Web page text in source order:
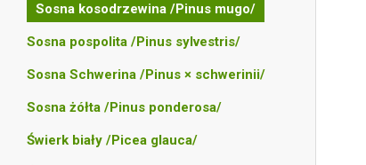
Sosna kosodrzewina /Pinus mugo/
Sosna pospolita /Pinus sylvestris/
Sosna Schwerina /Pinus × schwerinii/
Sosna żółta /Pinus ponderosa/
Świerk biały /Picea glauca/